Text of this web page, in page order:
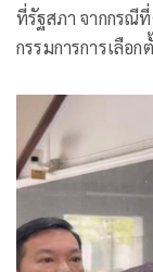
ที่รัฐสภา จากกรณี
กรรมการการเลือ